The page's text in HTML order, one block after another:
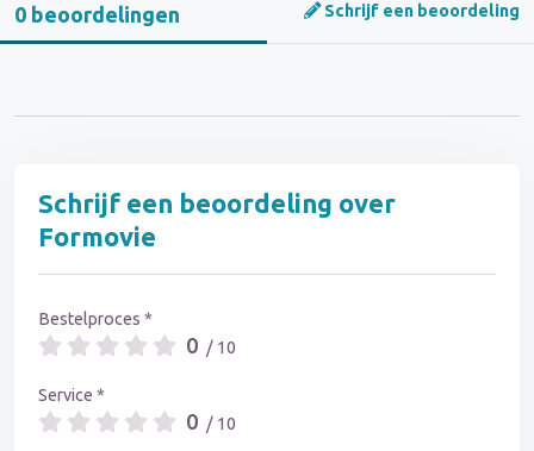
0 beoordelingen Schrijf een beoordeling
Schrijf een beoordeling over
Formovie
Bestelproces *
0 / 10
Service *
0 / 10